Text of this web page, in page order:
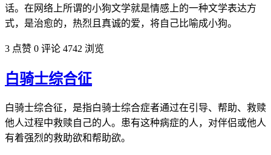
话。在网络上所谓的小狗文学就是情感上的一种文学表达方
式，是治愈的，热烈且真诚的爱，将自己比喻成小狗。
3 点赞 0 评论 4742 浏览
白骑士综合征
白骑士综合征，是指白骑士综合症者通过在引导、帮助、救赎
他人过程中救赎自己的人。患有这种病症的人，对伴侣或他人
有着强烈的救助欲和帮助欲。